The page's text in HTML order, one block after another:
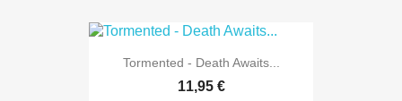
Tormented - Death Awaits...
11,95 €